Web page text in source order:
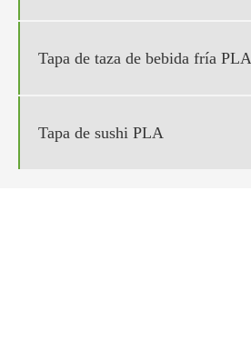
Tapa de taza de bebida fría PLA
Tapa de sushi PLA